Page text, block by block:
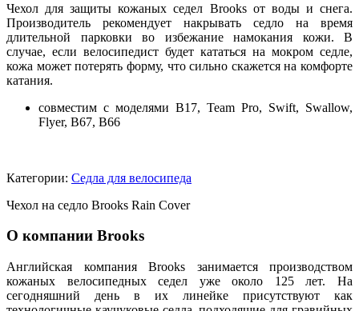
Чехол для защиты кожаных седел Brooks от воды и снега.
Производитель рекомендует накрывать седло на время
длительной парковки во избежание намокания кожи. В
случае, если велосипедист будет кататься на мокром седле,
кожа может потерять форму, что сильно скажется на комфорте
катания.
совместим с моделями B17, Team Pro, Swift, Swallow,
Flyer, B67, B66
Категории: Седла для велосипеда
Чехол на седло Brooks Rain Cover
О компании Brooks
Английская компания Brooks занимается производством
кожаных велосипедных седел уже около 125 лет. На
сегодняшний день в их линейке присутствуют как